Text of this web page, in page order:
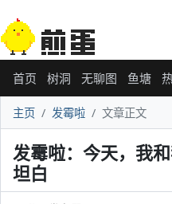
首页 树洞 无聊图 鱼塘
主页 发霉啦 文章正文
发霉啦：今天，我
坦白